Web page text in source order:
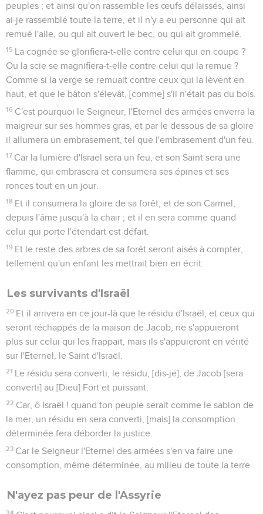
peuples ; et ainsi qu'on rassemble les œufs délaissés, ainsi
ai-je rassemblé toute la terre, et il n'y a eu personne qui ait
remué l'aile, ou qui ait ouvert le bec, ou qui ait grommelé.
15 La cognée se glorifiera-t-elle contre celui qui en coupe ?
Ou la scie se magnifiera-t-elle contre celui qui la remue ?
Comme si la verge se remuait contre ceux qui la lèvent en
haut, et que le bâton s'élevât, [comme] s'il n'était pas du bois.
16 C'est pourquoi le Seigneur, l'Eternel des armées enverra la
maigreur sur ses hommes gras, et par le dessous de sa gloire
il allumera un embrasement, tel que l'embrasement d'un feu.
17 Car la lumière d'Israël sera un feu, et son Saint sera une
flamme, qui embrasera et consumera ses épines et ses
ronces tout en un jour.
18 Et il consumera la gloire de sa forêt, et de son Carmel,
depuis l'âme jusqu'à la chair ; et il en sera comme quand
celui qui porte l'étendart est défait.
19 Et le reste des arbres de sa forêt seront aisés à compter,
tellement qu'un enfant les mettrait bien en écrit.
Les survivants d'Israël
20 Et il arrivera en ce jour-là que le résidu d'Israël, et ceux qui
seront réchappés de la maison de Jacob, ne s'appuieront
plus sur celui qui les frappait, mais ils s'appuieront en vérité
sur l'Eternel, le Saint d'Israël.
21 Le résidu sera converti, le résidu, [dis-je], de Jacob [sera
converti] au [Dieu] Fort et puissant.
22 Car, ô Israël ! quand ton peuple serait comme le sablon de
la mer, un résidu en sera converti, [mais] la consomption
déterminée fera déborder la justice.
23 Car le Seigneur l'Eternel des armées s'en va faire une
consomption, même déterminée, au milieu de toute la terre.
N'ayez pas peur de l'Assyrie
24